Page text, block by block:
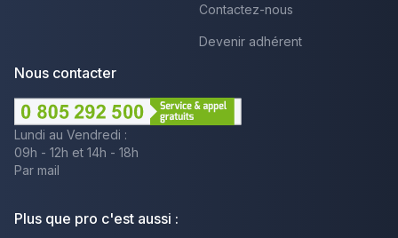
Contactez-nous
Devenir adhérent
Nous contacter
Lundi au Vendredi :
09h - 12h et 14h - 18h
Par mail
Plus que pro c'est aussi :